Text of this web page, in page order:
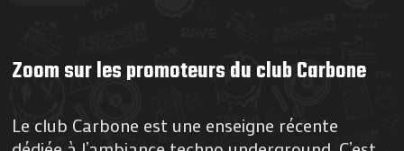
Zoom sur les promoteurs du club Carbone
Le club Carbone est une enseigne récente